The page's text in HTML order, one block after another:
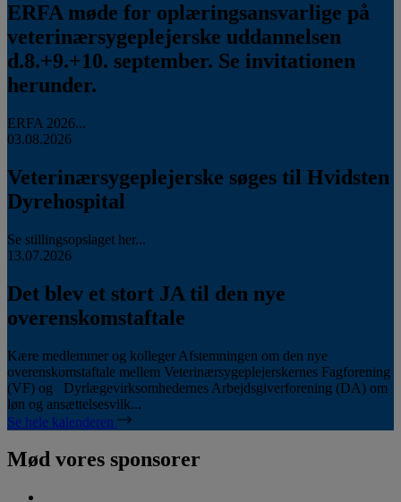
ERFA møde for oplæringsansvarlige på
veterinærsygeplejerske uddannelsen
d.8.+9.+10. september. Se invitationen
herunder.
ERFA 2026...
03.08.2026
Veterinærsygeplejerske søges til Hvidsten
Dyrehospital
Se stillingsopslaget her...
13.07.2026
Det blev et stort JA til den nye
overenskomstaftale
Kære medlemmer og kolleger Afstemningen om den nye
overenskomstaftale mellem Veterinærsygeplejerskernes Fagforening
(VF) og Dyrlægevirksomhedernes Arbejdsgiverforening (DA) om
løn og ansættelsesvilk...
Se hele kalenderen
Mød vores sponsorer